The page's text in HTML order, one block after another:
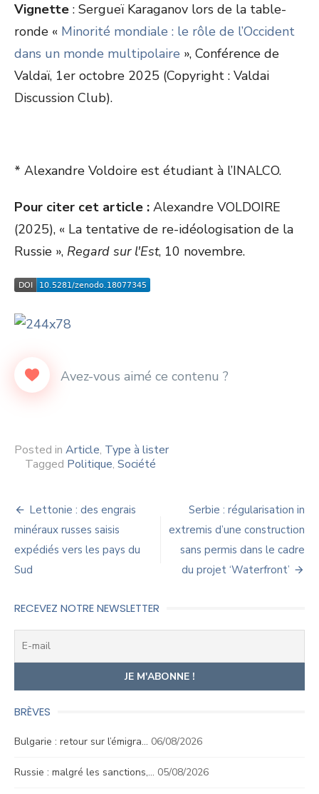
Vignette : Sergueï Karaganov lors de la table-
ronde « Minorité mondiale : le rôle de l’Occident
dans un monde multipolaire », Conférence de
Valdaï, 1er octobre 2025 (Copyright : Valdai
Discussion Club).
* Alexandre Voldoire est étudiant à l’INALCO.
Pour citer cet article : Alexandre VOLDOIRE
(2025), « La tentative de re-idéologisation de la
Russie », Regard sur l'Est, 10 novembre.
Posted in Article, Type à lister
Tagged Politique, Société
Navigation
de
l’article
Lettonie : des engrais
minéraux russes saisis
expédiés vers les pays du
Sud
Serbie : régularisation in
extremis d’une construction
sans permis dans le cadre
du projet ‘Waterfront’
RECEVEZ NOTRE NEWSLETTER
BRÈVES
Bulgarie : retour sur l’émigra… 06/08/2026
Russie : malgré les sanctions,… 05/08/2026